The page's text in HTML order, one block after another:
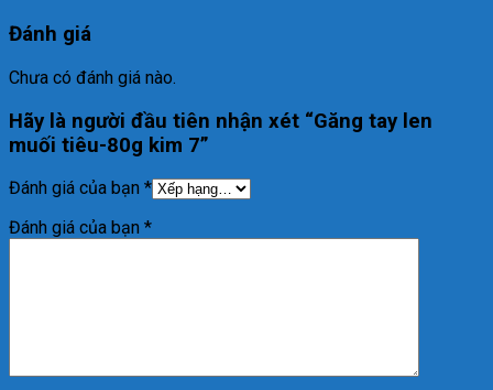
Đánh giá
Chưa có đánh giá nào.
Hãy là người đầu tiên nhận xét “Găng tay len
muối tiêu-80g kim 7”
Đánh giá của bạn *
Đánh giá của bạn *